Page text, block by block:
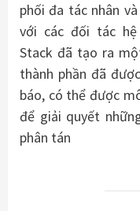
phối đa tác nhân
với các đối tác hệ
Stack đã tạo ra
thành phần đã
báo, có thể được
để giải quyết
phân tán